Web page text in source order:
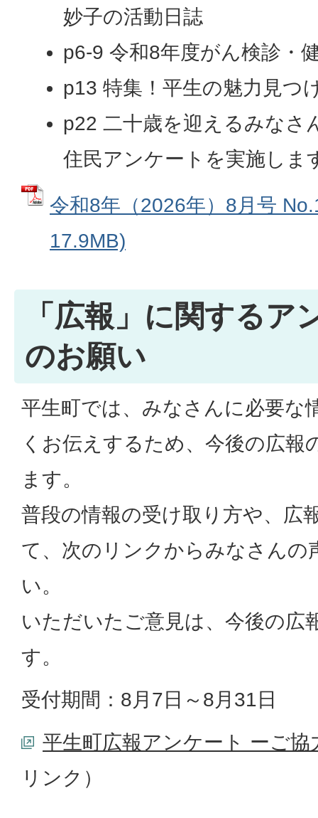
妙子の活動日誌
p6-9 令和8年度がん検診・
p13 特集！平生の魅力見つ
p22 二十歳を迎えるみなさ
住民アンケートを実施しま
令和8年（2026年）8月号
17.9MB)
「広報」に関するア
のお願い
平生町では、みなさんに必要な
くお伝えするため、今後の広報
ます。
普段の情報の受け取り方や、広
て、次のリンクからみなさんの
い。
いただいたご意見は、今後の広
す。
受付期間：8月7日～8月31日
平生町広報アンケート ーご協
リンク）